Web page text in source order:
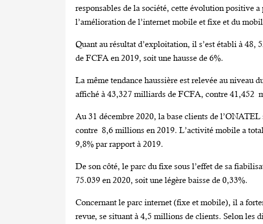
responsables de la société, cette évolution positive
l’amélioration de l’internet mobile et fixe et du
Quant au résultat d’exploitation, il s’est établi à
de FCFA en 2019, soit une hausse de 6%.
La même tendance haussière est relevée au niveau
affiché à 43,327 milliards de FCFA, contre 41,452
Au 31 décembre 2020, la base clients de
contre 8,6 millions en 2019. L’activité mobile a
9,8% par rapport à 2019.
De son côté, le parc du fixe sous l’effet de sa
75.039 en 2020, soit une légère baisse de 0,33%.
Concernant le parc internet (fixe et mobile), il a
revue, se situant à 4,5 millions de clients. Selon les